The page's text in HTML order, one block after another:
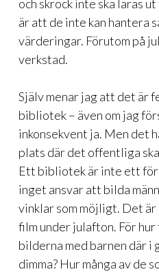
och skrock inte ska läras
är att de inte kan hantera
värderingar. Förutom på
verkstad.
Själv menar jag att det är
bibliotek – även om jag
inkonsekvent ja. Men det
plats där det offentliga
Ett bibliotek är inte ett
inget ansvar att bilda
vinklar som möjligt. Det är
film under julafton. För hur
bilderna med barnen där
dimma? Hur många av de